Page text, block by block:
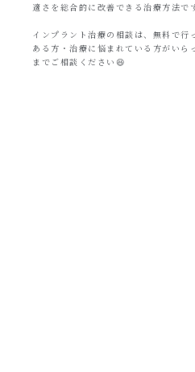
適さを総合的に改善できる治療方法です
インプラント治療の相談は、無料で行
ある方・治療に悩まれている方がいら
までご相談ください😆